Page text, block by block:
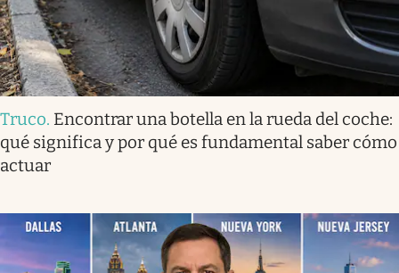
Truco. Encontrar una botella en la rueda del coche:
qué significa y por qué es fundamental saber cómo
actuar